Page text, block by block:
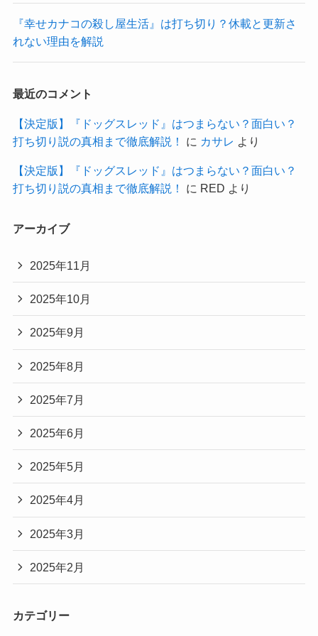
『幸せカナコの殺し屋生活』は打ち切り？休載と更新さ
れない理由を解説
最近のコメント
【決定版】『ドッグスレッド』はつまらない？面白い？
打ち切り説の真相まで徹底解説！
に カサレ より
【決定版】『ドッグスレッド』はつまらない？面白い？
打ち切り説の真相まで徹底解説！
に RED より
アーカイブ
2025年11月
2025年10月
2025年9月
2025年8月
2025年7月
2025年6月
2025年5月
2025年4月
2025年3月
2025年2月
カテゴリー